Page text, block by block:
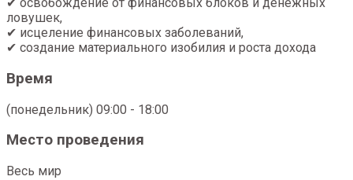
✔ освобождение от финансовых блоков и денежных
ловушек,
✔ исцеление финансовых заболеваний,
✔ создание материального изобилия и роста дохода
Время
(понедельник) 09:00 - 18:00
Место проведения
Весь мир